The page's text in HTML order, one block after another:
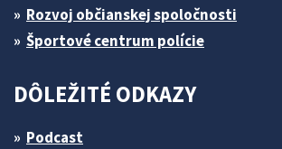
Rozvoj občianskej spoločnosti
Športové centrum polície
DÔLEŽITÉ ODKAZY
Podcast